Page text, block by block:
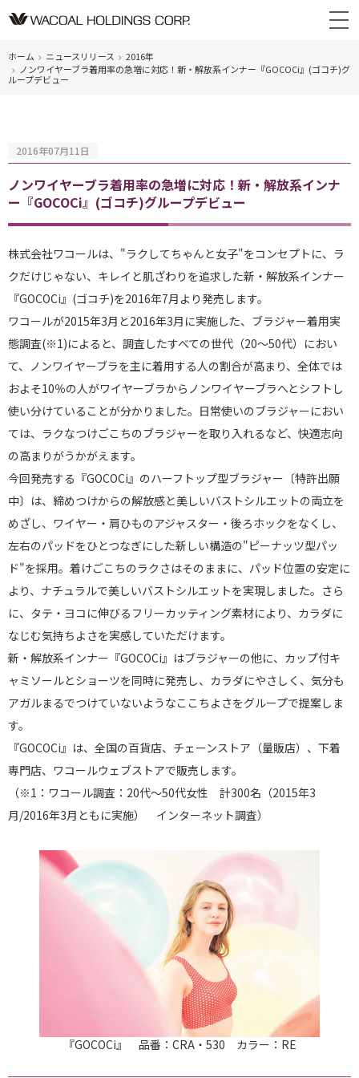
ホーム ニュースリリース
2016年
ノンワイヤーブラ着用率の急増に対応！新・解放系インナー『GOCOCi』(ゴコチ)グ
ループデビュー
2016年07月11日
ノンワイヤーブラ着用率の急増に対応！新・解放系インナ
ー『GOCOCi』(ゴコチ)グループデビュー
株式会社ワコールは、"ラクしてちゃんと女子"をコンセプトに、ラ
クだけじゃない、キレイと肌ざわりを追求した新・解放系インナー
『GOCOCi』(ゴコチ)を2016年7月より発売します。
ワコールが2015年3月と2016年3月に実施した、ブラジャー着用実
態調査(※1)によると、調査したすべての世代（20～50代）におい
て、ノンワイヤーブラを主に着用する人の割合が高まり、全体では
およそ10％の人がワイヤーブラからノンワイヤーブラへとシフトし
使い分けていることが分かりました。日常使いのブラジャーにおい
ては、ラクなつけごこちのブラジャーを取り入れるなど、快適志向
の高まりがうかがえます。
今回発売する『GOCOCi』のハーフトップ型ブラジャー〔特許出願
中〕は、締めつけからの解放感と美しいバストシルエットの両立を
めざし、ワイヤー・肩ひものアジャスター・後ろホックをなくし、
左右のパッドをひとつなぎにした新しい構造の"ピーナッツ型パッ
ド"を採用。着けごこちのラクさはそのままに、パッド位置の安定に
より、ナチュラルで美しいバストシルエットを実現しました。さら
に、タテ・ヨコに伸びるフリーカッティング素材により、カラダに
なじむ気持ちよさを実感していただけます。
新・解放系インナー『GOCOCi』はブラジャーの他に、カップ付キ
ャミソールとショーツを同時に発売し、カラダにやさしく、気分も
アガルまるでつけていないようなここちよさをグループで提案しま
す。
『GOCOCi』は、全国の百貨店、チェーンストア（量販店）、下着
専門店、ワコールウェブストアで販売します。
（※1：ワコール調査：20代～50代女性 計300名（2015年3
月/2016年3月ともに実施） インターネット調査）
『GOCOCi』 品番：CRA・530 カラー：RE